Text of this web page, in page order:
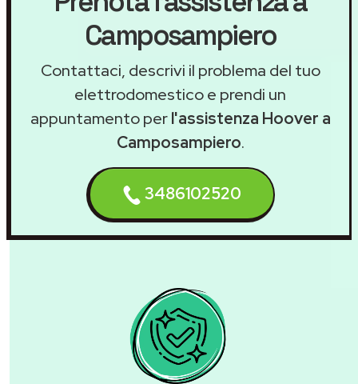
Camposampiero
Contattaci, descrivi il problema del tuo
elettrodomestico e prendi un
appuntamento perl'assistenza Hoover a
Camposampiero.
3486102520